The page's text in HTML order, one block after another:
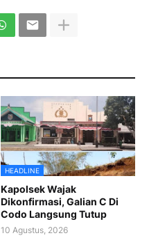
HEADLINE
Kapolsek Wajak
Dikonfirmasi, Galian C Di
Codo Langsung Tutup
10 Agustus, 2026